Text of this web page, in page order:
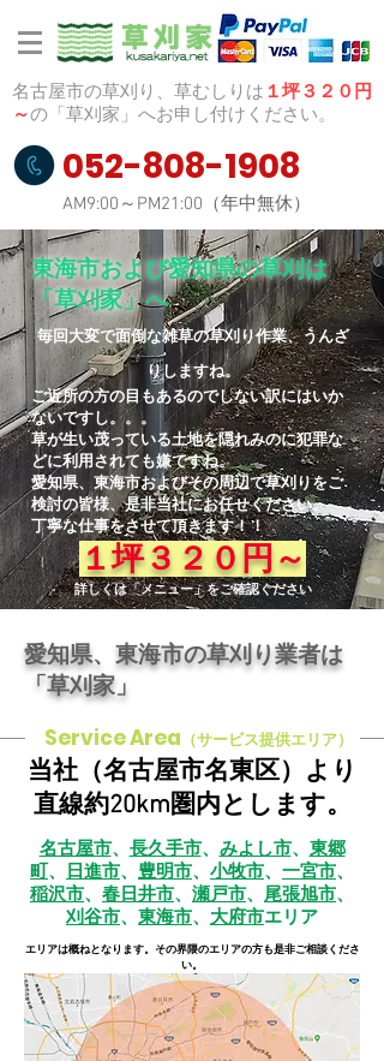
名古屋市の草刈り、草むしりは １坪３２０円
～の「草刈家」へお申し付けください。
052-808-1908
AM9:00～PM21:00（年中無休）
当社（名古屋市名東区）より
直線約20km圏内とします。
Service Area （サービス提供エリア）
毎回大変で面倒な雑草の草刈り作業、うんざ
りしますね。
ご近所の方の目もあるのでしない訳にはいか
ないですし。。。
草が生い茂っている土地を隠れみのに犯罪な
どに利用されても嫌ですね。
愛知県、東海市およびその周辺で草刈りをご
検討の皆様、是非当社にお任せください。
​丁寧な仕事をさせて頂きます！！
１坪３２０円～
詳しくは「メニュー」をご確認ください
東海市および愛知県の草刈は
「草刈家」へ
名古屋市、 長久手市、 みよし市、 東郷
町、 日進市、 豊明市、 小牧市、 一宮市、
稲沢市、 春日井市、 瀬戸市、 尾張旭市、
刈谷市、 東海市、 大府市エリア
​エリアは概ねとなります。その界隈のエリアの方も是非ご相談くださ
い。
愛知県、東海市の草刈り業者は
「草刈家」